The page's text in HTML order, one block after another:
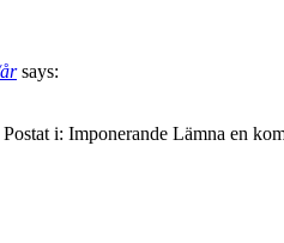
says:
i: Imponerande Lämna en